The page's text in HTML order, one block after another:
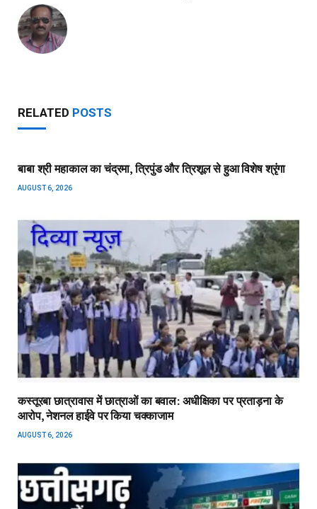
RELATED POSTS
बाबा श्री महाकाल का चंद्रमा, त्रिपुंड और त्रिशूल से हुआ विशेष श्रृंगा
AUGUST 6, 2026
कस्तूरबा छात्रावास में छात्राओं का बवाल: अधीक्षिका पर प्रताड़ना के
आरोप, नेशनल हाईवे पर किया चक्काजाम
AUGUST 6, 2026